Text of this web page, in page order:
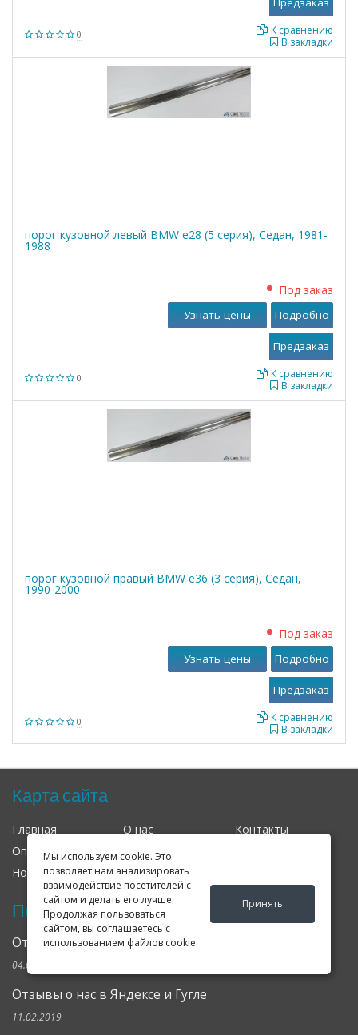
Мы используем cookie. Это
позволяет нам анализировать
взаимодействие посетителей с
сайтом и делать его лучше.
Продолжая пользоваться
сайтом, вы соглашаетесь с
использованием файлов cookie.
Принять
0
В закладки
К сравнению
порог кузовной левый BMW е28 (5 серия), Седан, 1981-
1988
0
Под заказ
В закладки
К сравнению
Узнать цены Подробно
порог кузовной правый BMW е36 (3 серия), Седан,
1990-2000
0
Под заказ
В закладки
К сравнению
Узнать цены Подробно
Карта сайта
Главная О нас
Контакты
Оплата
Доставка
Новости
Оферта
Последние новости
Открылся клубный сервис Geely в Петербурге
04.09.2024
Отзывы о нас в Яндексе и Гугле
11.02.2019